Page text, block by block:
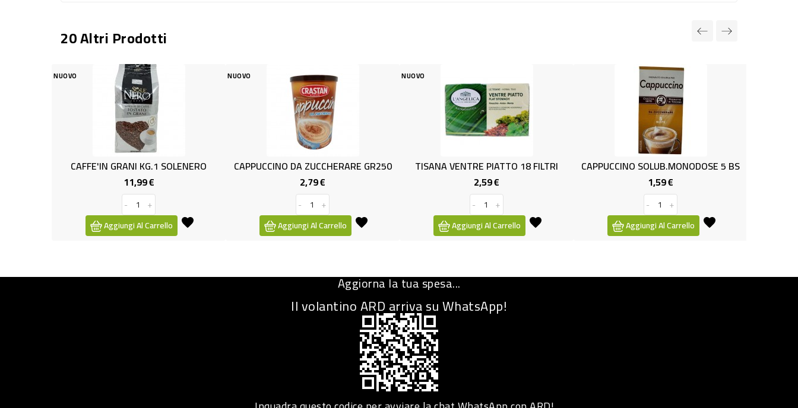
20 Altri Prodotti
KG.1 SOLENERO
NUOVO
CAPPUCCINO DA ZUCCHERARE GR250
Aggiungi Al Carrello
NUOVO
TISANA VENTRE PIATTO 18 FILTRI
Aggiungi Al Carrello
CAPPUCCINO SOLUB.MONODOSE 5 BS
Aggiungi Al Carrello
NUOVO
INFUSO ZENZERO E LIMONE 20 FIL
Aggiungi Al Carrello
Aggiorna la tua spesa...
Il volantino ARD arriva su WhatsApp!